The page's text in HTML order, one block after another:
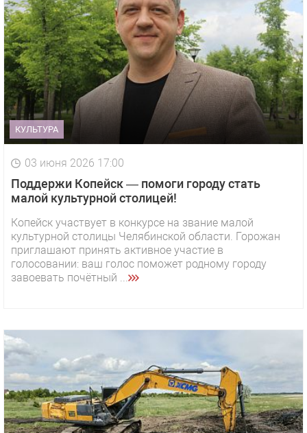
КУЛЬТУРА
03 июня 2026 17:00
Поддержи Копейск — помоги городу стать
малой культурной столицей!
Копейск участвует в конкурсе на звание малой
культурной столицы Челябинской области. Горожан
приглашают принять активное участие в
голосовании: ваш голос поможет родному городу
завоевать почётный ...